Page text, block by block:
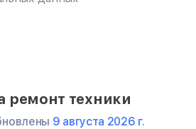
ремонт техники
9 августа 2026 г.